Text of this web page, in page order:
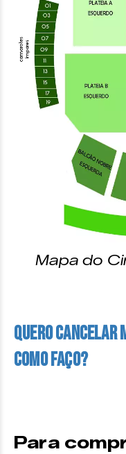
Mapa do
Quero cancelar
como faço?
Para